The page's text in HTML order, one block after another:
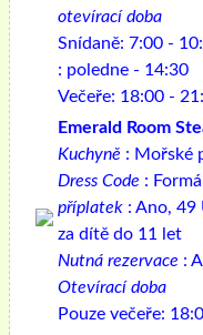
otevírací doba
Snídaně: 7:00 -
: poledne - 14:30
Večeře: 18:00 -
Emerald Room
Kuchyně : Mořské
Dress Code :
příplatek : Ano, 49
za dítě do 11 let
Nutná rezervace :
Otevírací doba
Pouze večeře: